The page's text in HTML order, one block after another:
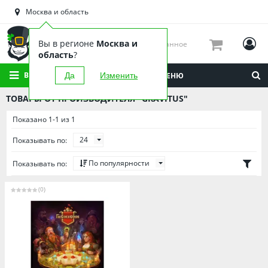
Башкортостан
Брянская область
Вологодская область
Воронежская область
Иркутская область
Кировская область
Краснодарский край
Красноярский край
Москва и область
Нижегородская область
Новосибирская область
Москва и область
Вы в регионе Москва и
область?
Да Изменить
Избранное
ВСЕ КАТЕГОРИИ МЕНЮ
ТОВАРЫ ОТ ПРОИЗВОДИТЕЛЯ "GRAVITUS"
Показано 1-1 из 1
Показывать по: 24
Показывать по: По популярности
(0)